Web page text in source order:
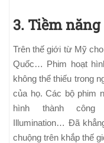
3. Tiềm
Trên thế giới từ Mỹ
Quốc… Phim hoạt
không thể thiếu trong
của họ. Các bộ phim
hình thành công
Illumination… Đã
chuộng trên khắp thế